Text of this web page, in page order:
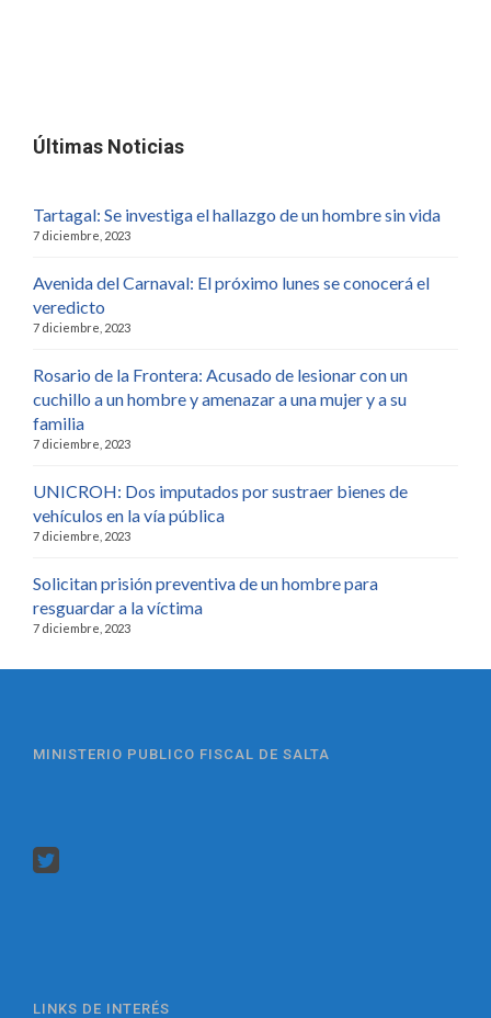
Últimas Noticias
Tartagal: Se investiga el hallazgo de un hombre sin vida
7 diciembre, 2023
Avenida del Carnaval: El próximo lunes se conocerá el
veredicto
7 diciembre, 2023
Rosario de la Frontera: Acusado de lesionar con un
cuchillo a un hombre y amenazar a una mujer y a su
familia
7 diciembre, 2023
UNICROH: Dos imputados por sustraer bienes de
vehículos en la vía pública
7 diciembre, 2023
Solicitan prisión preventiva de un hombre para
resguardar a la víctima
7 diciembre, 2023
MINISTERIO PUBLICO FISCAL DE SALTA
LINKS DE INTERÉS